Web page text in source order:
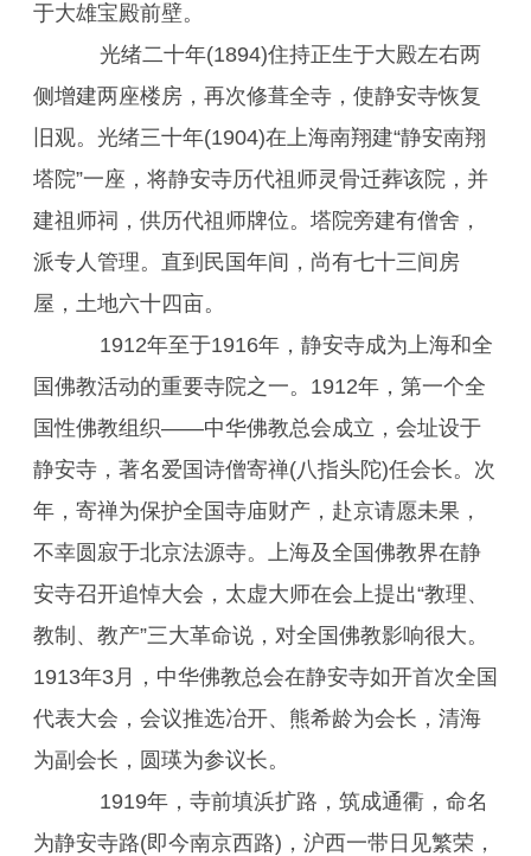
于大雄宝殿前壁。
光绪二十年(1894)住持正生于大殿左右两
侧增建两座楼房，再次修葺全寺，使静安寺恢复
旧观。光绪三十年(1904)在上海南翔建“静安南翔
塔院”一座，将静安寺历代祖师灵骨迁葬该院，并
建祖师祠，供历代祖师牌位。塔院旁建有僧舍，
派专人管理。直到民国年间，尚有七十三间房
屋，土地六十四亩。
1912年至于1916年，静安寺成为上海和全
国佛教活动的重要寺院之一。1912年，第一个全
国性佛教组织——中华佛教总会成立，会址设于
静安寺，著名爱国诗僧寄禅(八指头陀)任会长。次
年，寄禅为保护全国寺庙财产，赴京请愿未果，
不幸圆寂于北京法源寺。上海及全国佛教界在静
安寺召开追悼大会，太虚大师在会上提出“教理、
教制、教产”三大革命说，对全国佛教影响很大。
1913年3月，中华佛教总会在静安寺如开首次全国
代表大会，会议推选冶开、熊希龄为会长，清海
为副会长，圆瑛为参议长。
1919年，寺前填浜扩路，筑成通衢，命名
为静安寺路(即今南京西路)，沪西一带日见繁荣，